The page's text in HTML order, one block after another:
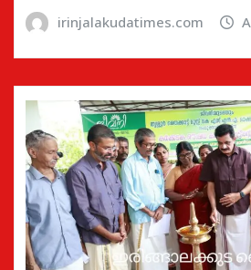
irinjalakudatimes.com